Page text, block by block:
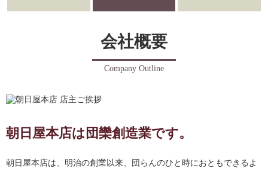
会社概要
Company Outline
朝日屋本店は団欒創造業です。
朝日屋本店は、明治の創業以来、団らんのひと時におともできるよ